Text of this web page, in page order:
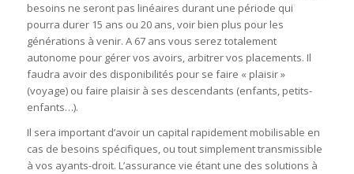
besoins ne seront pas linéaires durant une période qui
pourra durer 15 ans ou 20 ans, voir bien plus pour les
générations à venir. A 67 ans vous serez totalement
autonome pour gérer vos avoirs, arbitrer vos placements. Il
faudra avoir des disponibilités pour se faire « plaisir »
(voyage) ou faire plaisir à ses descendants (enfants, petits-
enfants…).
Il sera important d’avoir un capital rapidement mobilisable en
cas de besoins spécifiques, ou tout simplement transmissible
à vos ayants-droit. L’assurance vie étant une des solutions à